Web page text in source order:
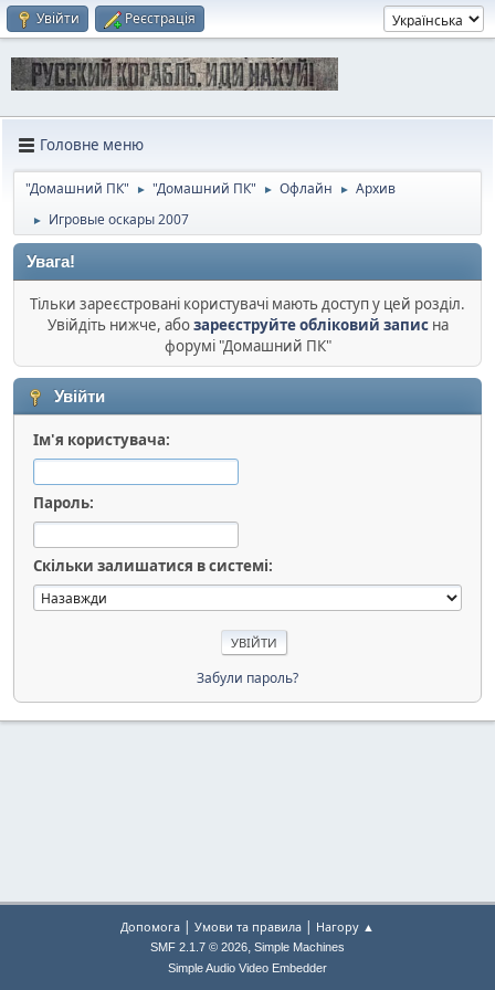
Увійти Реєстрація
Головне меню
"Домашний ПК" ► "Домашний ПК" ► Офлайн ► Архив
► Игровые оскары 2007
Увага!
Тільки зареєстровані користувачі мають доступ у цей розділ.
Увійдіть нижче, абозареєструйте обліковий записна
форумі "Домашний ПК"
Увійти
Ім'я користувача:
Пароль:
Скільки залишатися в системі:
Забули пароль?
Допомога | Умови та правила | Нагору ▲
SMF 2.1.7 © 2026, Simple Machines
Simple Audio Video Embedder